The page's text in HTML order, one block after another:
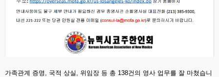
가족관계 증명, 국적 상실, 위임장 등 총 138건의 영사 업무를 잘 마쳤습니